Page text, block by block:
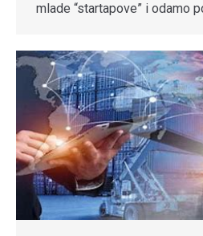
mlade “startapove” i odamo